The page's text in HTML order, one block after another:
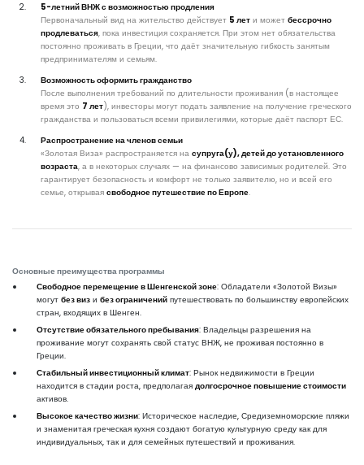
5-летний ВНЖ с возможностью продления
Первоначальный вид на жительство действует 5 лет и может бессрочно
продлеваться, пока инвестиция сохраняется. При этом нет обязательства
постоянно проживать в Греции, что даёт значительную гибкость занятым
предпринимателям и семьям.
Возможность оформить гражданство
После выполнения требований по длительности проживания (в настоящее
время это 7 лет), инвесторы могут подать заявление на получение греческого
гражданства и пользоваться всеми привилегиями, которые даёт паспорт ЕС.
Распространение на членов семьи
«Золотая Виза» распространяется на супруга(у), детей до установленного
возраста, а в некоторых случаях — на финансово зависимых родителей. Это
гарантирует безопасность и комфорт не только заявителю, но и всей его
семье, открывая свободное путешествие по Европе.
Основные преимущества программы
Свободное перемещение в Шенгенской зоне: Обладатели «Золотой Визы»
могут без виз и без ограничений путешествовать по большинству европейских
стран, входящих в Шенген.
Отсутствие обязательного пребывания: Владельцы разрешения на
проживание могут сохранять свой статус ВНЖ, не проживая постоянно в
Греции.
Стабильный инвестиционный климат: Рынок недвижимости в Греции
находится в стадии роста, предполагая долгосрочное повышение стоимости
активов.
Высокое качество жизни: Историческое наследие, Средиземноморские пляжи
и знаменитая греческая кухня создают богатую культурную среду как для
индивидуальных, так и для семейных путешествий и проживания.